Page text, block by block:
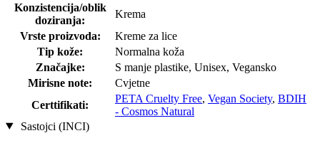
Konzistencija/oblik
doziranja:
Krema
Vrste proizvoda:
Kreme za lice
Tip kože:
Normalna koža
Značajke:
S manje plastike, Unisex, Vegansko
Mirisne note:
Cvjetne
Certtifikati:
PETA Cruelty Free, Vegan Society, BDIH
- Cosmos Natural
Sastojci (INCI)